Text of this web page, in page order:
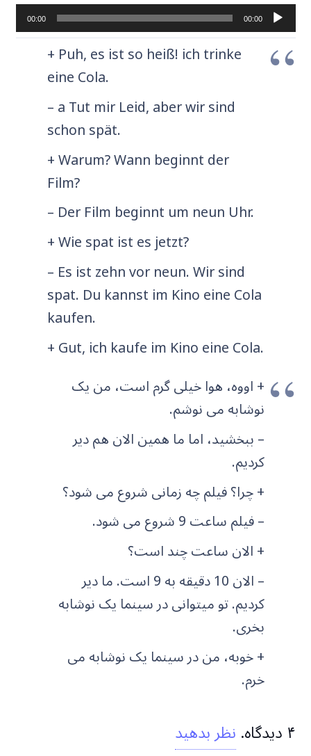
پخش‌کننده
صوت 00:00
00:00
+ Puh, es ist so heiß! ich trinke
eine Cola.
– a Tut mir Leid, aber wir sind
schon spät.
+ Warum? Wann beginnt der
Film?
– Der Film beginnt um neun Uhr.
+ Wie spat ist es jetzt?
– Es ist zehn vor neun. Wir sind
spat. Du kannst im Kino eine Cola
kaufen.
+ Gut, ich kaufe im Kino eine Cola.
+ اووه، هوا خیلی گرم است، من یک
نوشابه می نوشم.
– ببخشید، اما ما همین الان هم دیر
کردیم.
+ چرا؟ فیلم چه زمانی شروع می شود؟
– فیلم ساعت 9 شروع می شود.
+ الان ساعت چند است؟
– الان 10 دقیقه به 9 است. ما دیر
کردیم. تو میتوانی در سینما یک نوشابه
بخری.
+ خوبه، من در سینما یک نوشابه می
خرم.
۴دیدگاه.نظر بدهید